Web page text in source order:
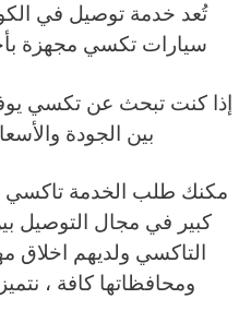
تُعد خدمة توصيل في
سيارات تكسي مجهزة
إذا كنت تبحث عن تكسي
بين الجودة
مكنك طلب الخدمة تاكسي
كبير في مجال التوصيل
التاكسي ولديهم اخلاق
ومحافظاتها كافة ،